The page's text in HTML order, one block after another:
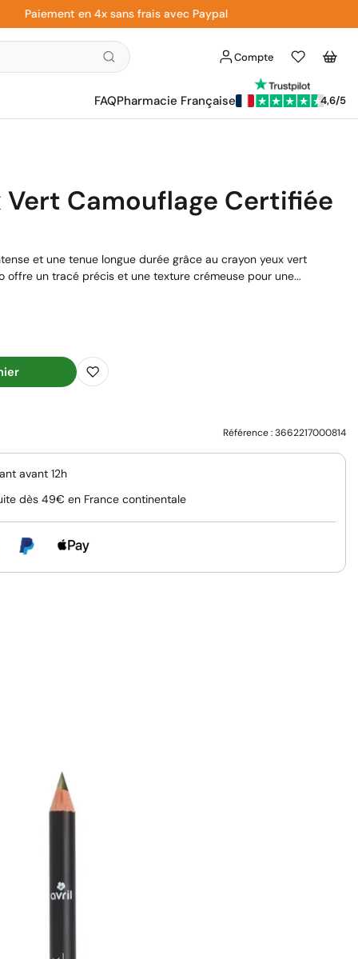
Paiement en 4x sans frais avec Paypal
Compte
Liste
d'envies
Panier
FAQPharmacie Française 4,6/5
Vert Camouflage Certifiée
et une tenue longue durée grâce au crayon yeux vert
offre un tracé précis et une texture crémeuse pour une...
Référence :3662217000814
avant 12h
dès 49€ en France continentale